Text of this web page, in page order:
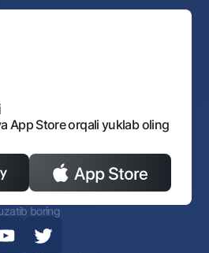
ishlashga rozilik berish
galereyasi
loyihalarini muhokama qilish
Tashqi Iqtisodiy Faoliyat Milliy
App Store orqali yuklab oling
boring